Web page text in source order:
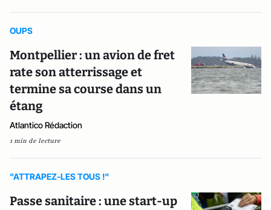
OUPS
Montpellier : un avion de fret
rate son atterrissage et
termine sa course dans un
étang
Atlantico Rédaction
1 min de lecture
"ATTRAPEZ-LES TOUS !"
Passe sanitaire : une start-up